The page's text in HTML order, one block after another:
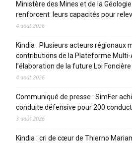
Ministère des Mines et de la
renforcent leurs capacités pour
4 août 2026
Kindia : Plusieurs acteurs régionaux
contributions de la Plateforme
l’élaboration de la future Loi
4 août 2026
Communiqué de presse : SimFer
conduite défensive pour 200
3 août 2026
Kindia : cri de cœur de Thierno